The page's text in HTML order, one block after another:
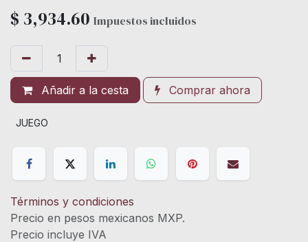
$ 3,934.60 Impuestos incluidos
Añadir a la cesta Comprar ahora
JUEGO
Términos y condiciones
Precio en pesos mexicanos MXP.
Precio incluye IVA